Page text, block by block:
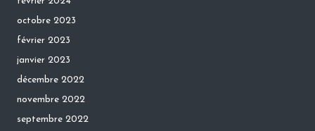
octobre 2023
février 2023
janvier 2023
décembre 2022
novembre 2022
septembre 2022